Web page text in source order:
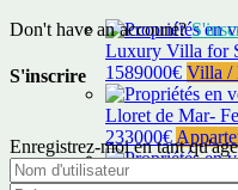
Don't have an account?
S'inscrire
Enregistrez-moi en tant
Luxury Villa for
1589000€ Villa /
Lloret de Mar-
233000€
Apartment